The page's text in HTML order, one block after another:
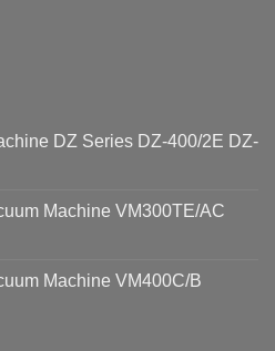
DZ Series DZ-400/2E DZ-
Machine VM300TE/AC
Machine VM400C/B